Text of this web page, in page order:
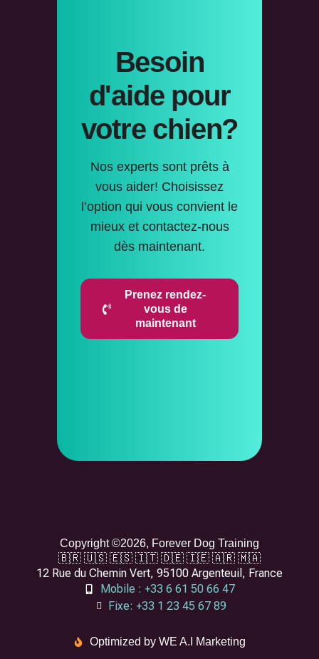
Besoin
d'aide pour
votre chien?
Nos experts sont prêts à
vous aider! Choisissez
l’option qui vous convient le
mieux et contactez-nous
dès maintenant.
Prenez rendez-
vous de
maintenant
Copyright ©2026, Forever Dog Training
🇧🇷 🇺🇸 🇪🇸 🇮🇹 🇩🇪 🇮🇪 🇦🇷 🇲🇦
12 Rue du Chemin Vert, 95100 Argenteuil, France
Mobile : +33 6 61 50 66 47
Fixe: +33 1 23 45 67 89
Optimized by WE A.I Marketing